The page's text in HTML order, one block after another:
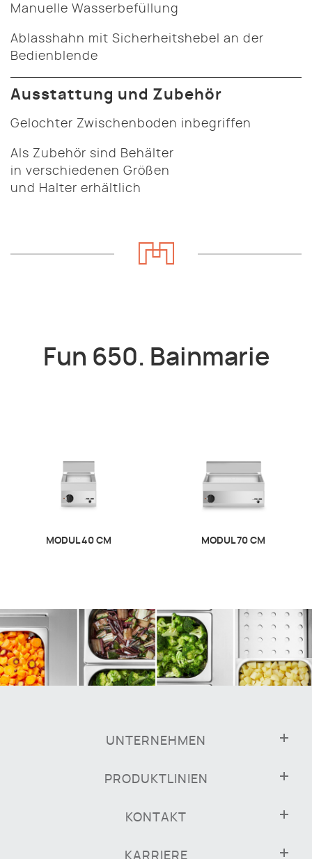
Manuelle Wasserbefüllung
Ablasshahn mit Sicherheitshebel an der
Bedienblende
Ausstattung und Zubehör
Gelochter Zwischenboden inbegriffen
Als Zubehör sind Behälter
in verschiedenen Größen
und Halter erhältlich
Fun 650. Bainmarie
MODUL 40 CM MODUL 70 CM
UNTERNEHMEN
PRODUKTLINIEN
KONTAKT
KARRIERE